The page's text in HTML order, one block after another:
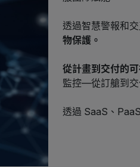
透過智慧警報和
物保護。
從計畫到交付的
監控—從訂艙到交
透過 SaaS、